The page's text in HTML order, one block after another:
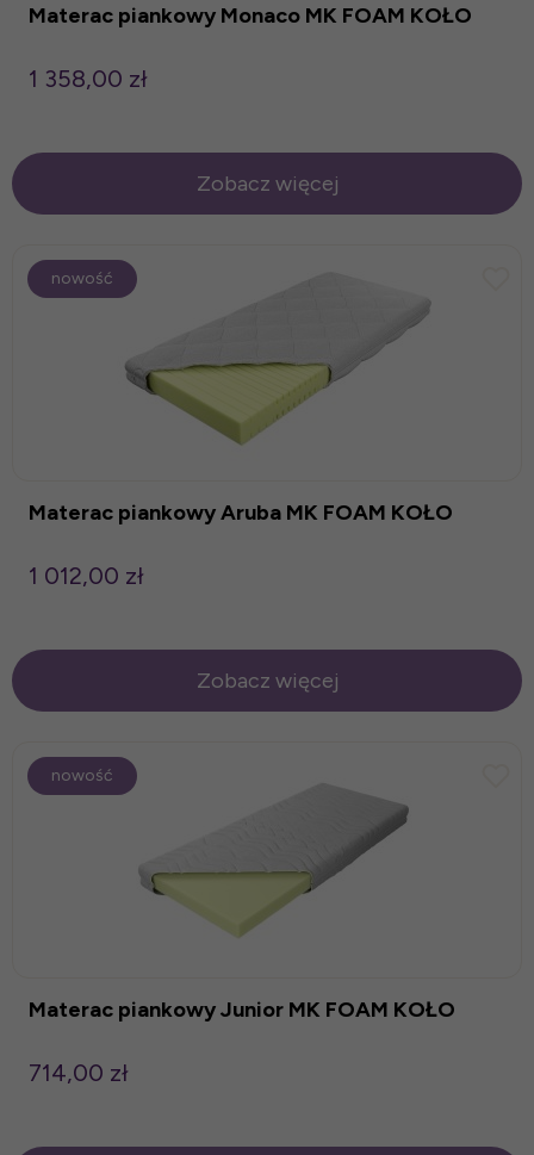
Materac piankowy Monaco MK FOAM KOŁO
1 358,00 zł
Zobacz więcej
Materac piankowy Aruba MK FOAM KOŁO
1 012,00 zł
Zobacz więcej
nowość
Materac piankowy Junior MK FOAM KOŁO
714,00 zł
nowość